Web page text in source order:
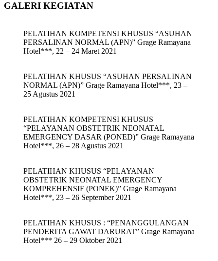
GALERI KEGIATAN
PELATIHAN KOMPETENSI KHUSUS “ASUHAN
PERSALINAN NORMAL (APN)” Grage Ramayana
Hotel***, 22 – 24 Maret 2021
PELATIHAN KHUSUS “ASUHAN PERSALINAN
NORMAL (APN)” Grage Ramayana Hotel***, 23 –
25 Agustus 2021
PELATIHAN KOMPETENSI KHUSUS
“PELAYANAN OBSTETRIK NEONATAL
EMERGENCY DASAR (PONED)” Grage Ramayana
Hotel***, 26 – 28 Agustus 2021
PELATIHAN KHUSUS “PELAYANAN
OBSTETRIK NEONATAL EMERGENCY
KOMPREHENSIF (PONEK)” Grage Ramayana
Hotel***, 23 – 26 September 2021
PELATIHAN KHUSUS : “PENANGGULANGAN
PENDERITA GAWAT DARURAT” Grage Ramayana
Hotel*** 26 – 29 Oktober 2021